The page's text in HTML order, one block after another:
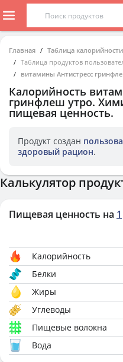
Главная
Таблица
Таблица продуктов
витамины Антистресс
Калорийность
гринфлеш утро.
пищевая ценность.
Продукт создан
здоровый рацион.
Калькулятор
Пищевая ценность на 1
Калорийность
Белки
Жиры
Углеводы
Пищевые волокна
Вода